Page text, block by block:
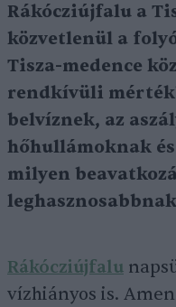
Rákócziújfalu a
közvetlenül a
Tisza-medence
rendkívüli
belvíznek, az
hőhullámoknak
milyen
Rákócziújfalu
vízhiányos is.